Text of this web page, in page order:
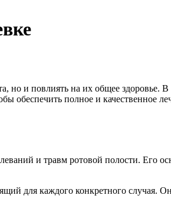
но и повлиять на их общее здоровье.
полное и качественное
и травм ротовой полости. Его
для каждого конкретного